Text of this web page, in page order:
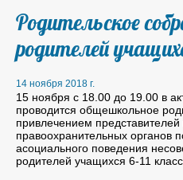
Родительское
родителей
14 ноября 2018 г.
15 ноября с 18.00 до 19.00 в
проводится общешкольное
привлечением представителей
правоохранительных органов
асоциального поведения
родителей учащихся 6-11